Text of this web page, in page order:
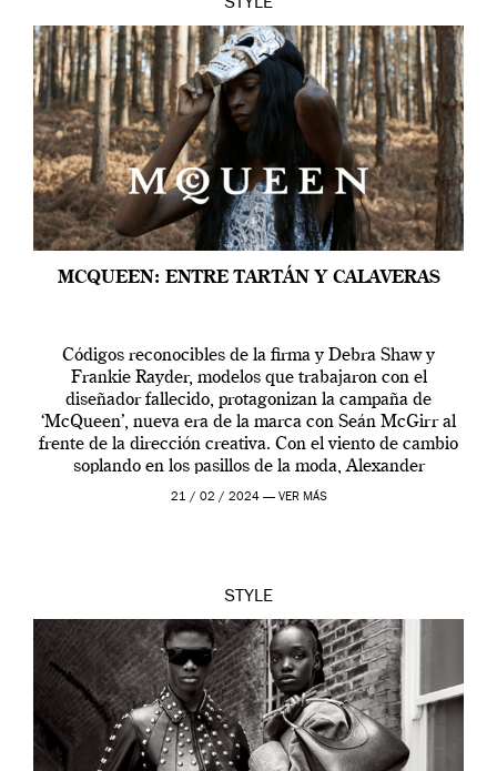
STYLE
MCQUEEN: ENTRE TARTÁN Y CALAVERAS
Códigos reconocibles de la firma y Debra Shaw y
Frankie Rayder, modelos que trabajaron con el
diseñador fallecido, protagonizan la campaña de
‘McQueen’, nueva era de la marca con Seán McGirr al
frente de la dirección creativa. Con el viento de cambio
soplando en los pasillos de la moda, Alexander
McQueen se prepara para una […]
21 / 02 / 2024 — VER MÁS
STYLE